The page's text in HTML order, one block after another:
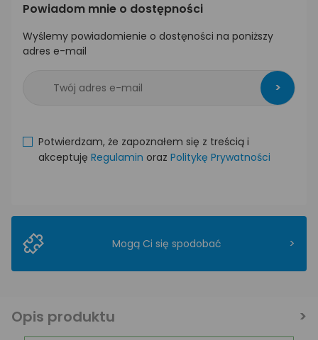
Powiadom mnie o dostępności
Wyślemy powiadomienie o dostęności na poniższy
adres e-mail
>
Potwierdzam, że zapoznałem się z treścią i
akceptuję Regulamin oraz Politykę Prywatności
Mogą Ci się spodobać >
Opis produktu